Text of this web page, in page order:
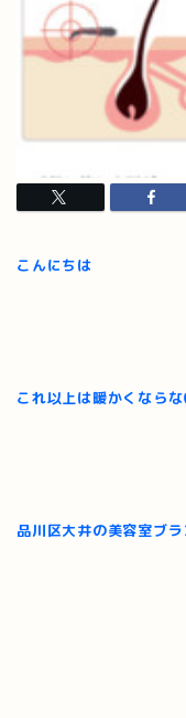
こんにちは
これ以上は暖かくなら
品川区大井の美容室ブラ